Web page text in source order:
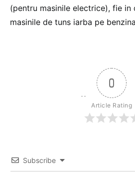
(pentru masinile electrice), fie in
masinile de tuns iarba pe
0
Article Rating
Subscribe